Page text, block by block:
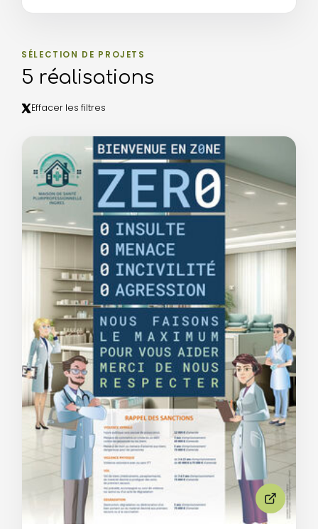
SÉLECTION DE PROJETS
5 réalisations
Effacer les filtres
5 réalisations affichées.